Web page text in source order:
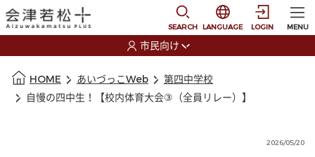
SEARCH
選択すると言語の切
LANGUAGE LOGIN MENU
市民向け
HOME あいづっこWeb
第四中学校
自慢の四中生！【校内体育大会③（全員リレー）】
2026/05/20